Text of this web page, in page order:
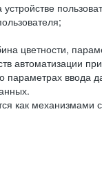
цветности,
автоматизации
ввода
как